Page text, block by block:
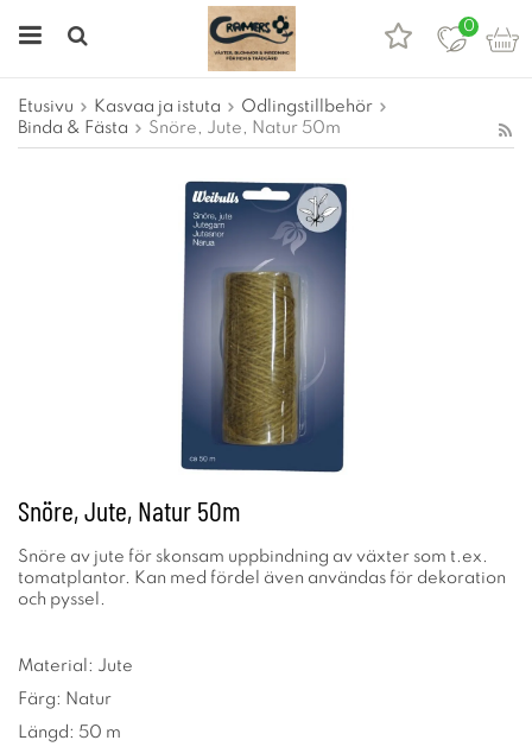
0
Etusivu Kasvaa ja istuta
Odlingstillbehör
Binda & Fästa
Snöre, Jute, Natur 50m
Snöre, Jute, Natur 50m
Snöre av jute för skonsam uppbindning av växter som t.ex.
tomatplantor. Kan med fördel även användas för dekoration
och pyssel.
Material: Jute
Färg: Natur
Längd: 50 m